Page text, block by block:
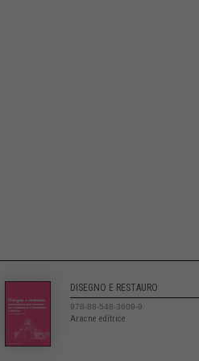
DISEGNO E RESTAURO
978-88-548-3609-9
Aracne editrice